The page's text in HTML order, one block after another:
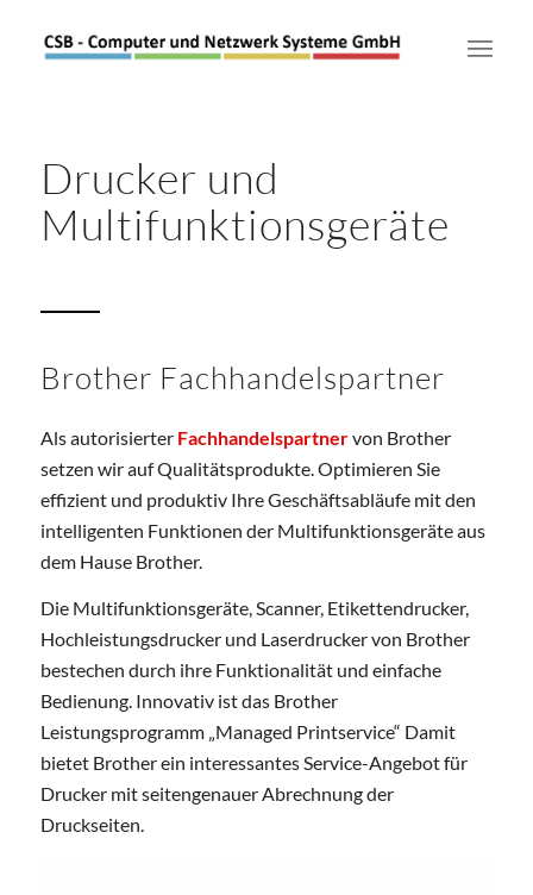
Drucker und
Multifunktions­geräte
Brother Fachhandelspartner
Als autorisierter Fachhandelspartnervon Brother
setzen wir auf Qualitätsprodukte. Optimieren Sie
effizient und produktiv Ihre Geschäftsabläufe mit den
intelligenten Funktionen der Multifunktionsgeräte aus
dem Hause Brother.
Die Multifunktionsgeräte, Scanner, Etikettendrucker,
Hochleistungsdrucker und Laserdrucker von Brother
bestechen durch ihre Funktionalität und einfache
Bedienung. Innovativ ist das Brother
Leistungsprogramm „Managed Printservice“ Damit
bietet Brother ein interessantes Service-Angebot für
Drucker mit seitengenauer Abrechnung der
Druckseiten.